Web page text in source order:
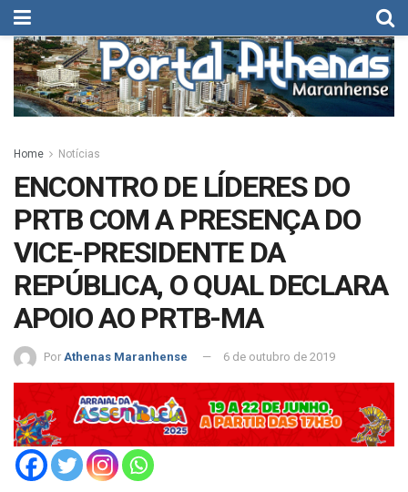
Home Notícias
ENCONTRO DE LÍDERES DO
PRTB COM A PRESENÇA DO
VICE-PRESIDENTE DA
REPÚBLICA, O QUAL DECLARA
APOIO AO PRTB-MA
Por Athenas Maranhense 6 de outubro de 2019